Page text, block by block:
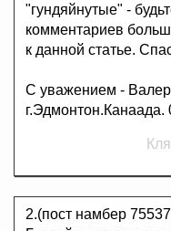
"гундяйнутые" -
комментариев
к данной статье.
С уважением -
г.Эдмонтон.Канаада.
2.(пост намбер